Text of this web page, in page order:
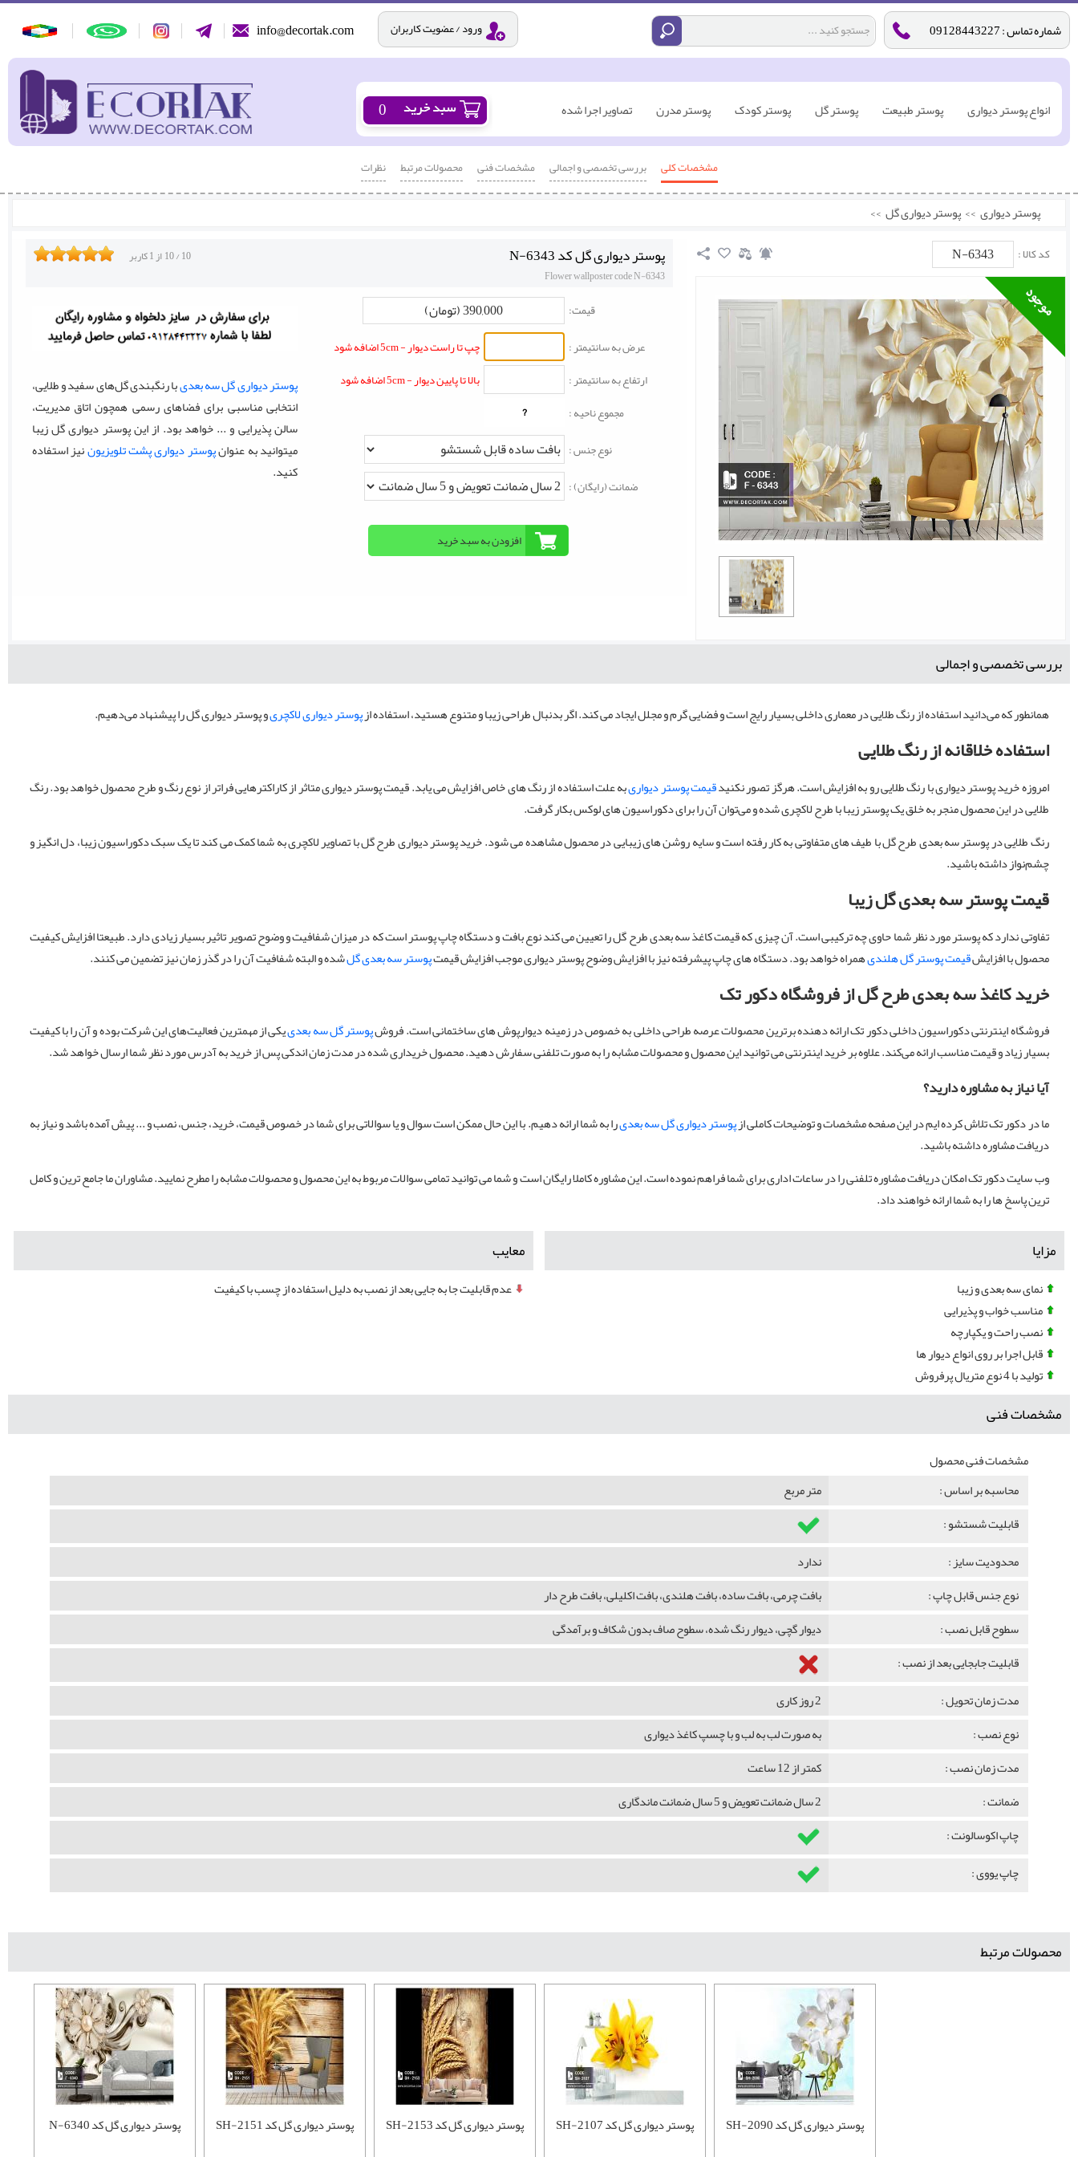
شماره تماس : 09128443227 info@decortak.com ورود / عضویت کاربران
انواع پوستر دیواری پوستر طبیعت پوستر گل پوستر کودک پوستر مدرن تصاویر اجرا شده 0
مشخصات کلی بررسی تخصصی و اجمالی مشخصات فنی محصولات مرتبط نظرات
پوستر دیواری >> پوستر دیواری گل >>
کد کالا : N-6343 پوستر دیواری گل کد N-6343 10/10 از1کاربر
Flower wallposter code N-6343
قیمت: 390,000 (تومان)
عرض به سانتیمتر :
چپ تا راست دیوار - 5cm اضافه شود
ارتفاع به سانتیمتر :
بالا تا پایین دیوار - 5cm اضافه شود
مجموع ناحیه :
?
نوع جنس :
ضمانت (رایگان) :
پوستر دیواری گل سه بعدیبا رنگبندی گل‌های سفید و طلایی،
انتخابی مناسبی برای فضاهای رسمی همچون اتاق مدیریت،
سالن پذیرایی و ... خواهد بود. از این پوستر دیواری گل زیبا
میتوانید به عنوانپوستر دیواری پشت تلویزیوننیز استفاده
کنید.
بررسی تخصصی و اجمالی
همانطور که می‌دانید استفاده از رنگ طلایی در معماری داخلی بسیار رایج است و فضایی گرم و مجلل ایجاد می کند. اگر بدنبال طراحی زیبا و متنوع هستید، استفاده ازپوستر دیواری لاکچریو پوستر دیواری گل را پیشنهاد می‌دهیم.
استفاده خلاقانه از رنگ طلایی
امروزه خرید پوستر دیواری با رنگ طلایی رو به افزایش است. هرگز تصور نکنیدقیمت پوستر دیواریبه علت استفاده از رنگ های خاص افزایش می یابد. قیمت پوستر دیواری متاثر از کاراکترهایی فراتر از نوع رنگ و طرح محصول خواهد بود. رنگ
طلایی در این محصول منجر به خلق یک پوستر زیبا با طرح لاکچری شده و می‌توان آن را برای دکوراسیون های لوکس بکار گرفت.
رنگ طلایی در پوستر سه بعدی طرح گل با طیف های متفاوتی به کار رفته است و سایه روشن های زیبایی در محصول مشاهده می شود. خرید پوستر دیواری طرح گل با تصاویر لاکچری به شما کمک می کند تا یک سبک دکوراسیون زیبا، دل انگیز و
چشم‌نواز داشته باشید.
قیمت پوستر سه بعدی گل زیبا
تفاوتی ندارد که پوستر مورد نظر شما حاوی چه ترکیبی است. آن چیزی که قیمت کاغذ سه بعدی طرح گل را تعیین می کند نوع بافت و دستگاه چاپ پوستر است که در میزان شفافیت و وضوح تصویر تاثیر بسیار زیادی دارد. طبیعتا افزایش کیفیت
محصول با افزایشقیمت پوستر گل هلندیهمراه خواهد بود. دستگاه های چاپ پیشرفته نیز با افزایش وضوح پوستر دیواری موجب افزایش قیمتپوستر سه بعدی گلشده و البته شفافیت آن را در گذر زمان نیز تضمین می کنند.
خرید کاغذ سه بعدی طرح گل از فروشگاه دکور تک
فروشگاه اینترنتی دکوراسیون داخلی دکور تک ارائه دهنده برترین محصولات عرصه‌ طراحی داخلی به خصوص در زمینه دیوارپوش های ساختمانی است. فروشپوستر گل سه بعدییکی از مهمترین فعالیت‌های این شرکت بوده و آن را با کیفیت
بسیار زیاد و قیمت مناسب ارائه می‌کند. علاوه بر خرید اینترنتی می توانید این محصول و محصولات مشابه را به صورت تلفنی سفارش دهید. محصول خریداری شده در مدت زمان اندکی پس از خرید به آدرس مورد نظر شما ارسال خواهد شد.
آیا نیاز به مشاوره دارید؟
ما در دکور تک تلاش کرده ایم در این صفحه مشخصات و توضیحات کاملی ازپوستر دیواری گل سه بعدیرا به شما ارائه دهیم. با این حال ممکن است سوال و یا سوالاتی برای شما در خصوص قیمت، خرید، جنس، نصب و ... پیش آمده باشد و نیاز به
دریافت مشاوره داشته باشید.
وب سایت دکور تک امکان دریافت مشاوره تلفنی را در ساعات اداری برای شما فراهم نموده است. این مشاوره کاملا رایگان است و شما می توانید تمامی سوالات مربوط به این محصول و محصولات مشابه را مطرح نمایید. مشاوران ما جامع ترین و کامل
ترین پاسخ ها را به شما ارائه خواهند داد.
مزایا
نمای سه بعدی و زیبا
مناسب خواب و پذیرایی
نصب راحت و یکپارچه
قابل اجرا بر روی انواع دیوار ها
تولید با 4 نوع متریال پرفروش
معایب
عدم قابلیت جا به جایی بعد از نصب به دلیل استفاده از چسب با کیفیت
مشخصات فنی
مشخصات فنی محصول
محاسبه بر اساس :
متر مربع
قابلیت شستشو :
محدودیت سایز :
ندارد
نوع جنس قابل چاپ :
بافت چرمی، بافت ساده، بافت هلندی، بافت اکلیلی، بافت طرح دار
سطوح قابل نصب :
دیوار گچی، دیوار رنگ شده، سطوح صاف بدون شکاف و برآمدگی
قابلیت جابجایی بعد از نصب :
مدت زمان تحویل :
2 روز کاری
نوع نصب :
به صورت لب به لب و با چسپ کاغذ دیواری
مدت زمان نصب :
کمتر از 12 ساعت
ضمانت :
2 سال ضمانت تعویض و 5 سال ضمانت ماندگاری
چاپ اکوسالونت :
چاپ یووی :
محصولات مرتبط
پوستر دیواری گل کد N-6340
پوستر دیواری گل کد SH-2151
پوستر دیواری گل کد SH-2153
پوستر دیواری گل کد SH-2107
پوستر دیواری گل کد SH-2090